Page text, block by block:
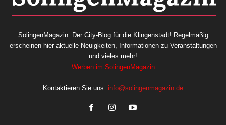
SolingenMagazin: Der City-Blog für die Klingenstadt! Regelmäßig
erscheinen hier aktuelle Neuigkeiten, Informationen zu Veranstaltungen
und vieles mehr!
Werben im SolingenMagazin
Kontaktieren Sie uns: info@solingenmagazin.de